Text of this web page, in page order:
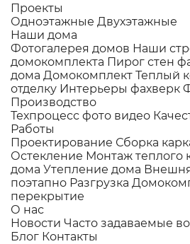
Проекты
Одноэтажные Двухэтажные
Наши дома
Фотогалерея домов Наши
домокомплекта Пирог стен
дома Домокомплект Теплый
отделку Интерьеры фахверк
Производство
Техпроцесс фото видео
Работы
Проектирование Сборка
Остекление Монтаж теплого
дома Утепление дома
поэтапно Разгрузка
перекрытие
О нас
Новости Часто задаваемые
Блог Контакты